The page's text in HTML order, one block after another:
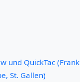
und QuickTac
St. Gallen)